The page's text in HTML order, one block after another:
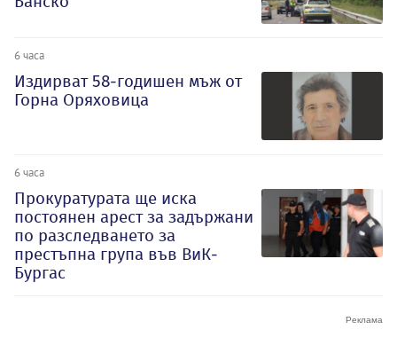
6 часа
Издирват 58-годишен мъж от
Горна Оряховица
6 часа
Прокуратурата ще иска
постоянен арест за задържани
по разследването за
престъпна група във ВиК-
Бургас